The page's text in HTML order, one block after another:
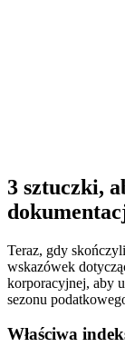
3 sztuczki,
Teraz, gdy
wskazówek
korporacyjnej, aby
sezonu
Właściwa